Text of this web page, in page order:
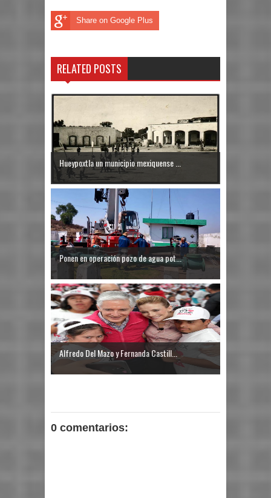
Share on Google Plus
RELATED POSTS
Hueypoxtla un municipio mexiquense ...
Ponen en operación pozo de agua pot...
Alfredo Del Mazo y Fernanda Castill...
0 comentarios: